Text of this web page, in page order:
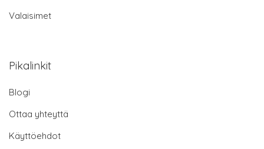
Valaisimet
Pikalinkit
Blogi
Ottaa yhteyttä
Käyttöehdot